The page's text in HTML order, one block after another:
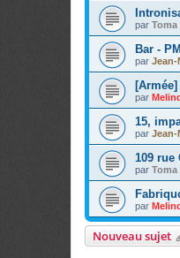
par
Bar -
par Jean-
par
15,
par Jean-
109 rue
par
par
Nouveau sujet